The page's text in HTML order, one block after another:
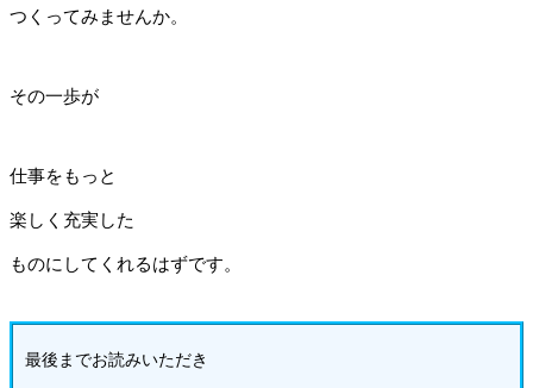
つくってみませんか。
その一歩が
仕事をもっと
楽しく充実した
ものにしてくれるはずです。
最後までお読みいただき